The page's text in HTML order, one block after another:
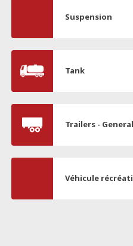
Suspension
Tank
Trailers -
Véhicule